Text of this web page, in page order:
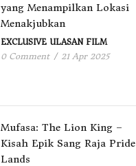
yang Menampilkan Lokasi
Menakjubkan
EXCLUSIVE ULASAN FILM
0 Comment / 21 Apr 2025
Mufasa: The Lion King –
Kisah Epik Sang Raja Pride
Lands